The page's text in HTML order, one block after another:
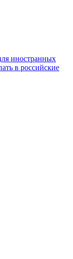
иностранных
в российские